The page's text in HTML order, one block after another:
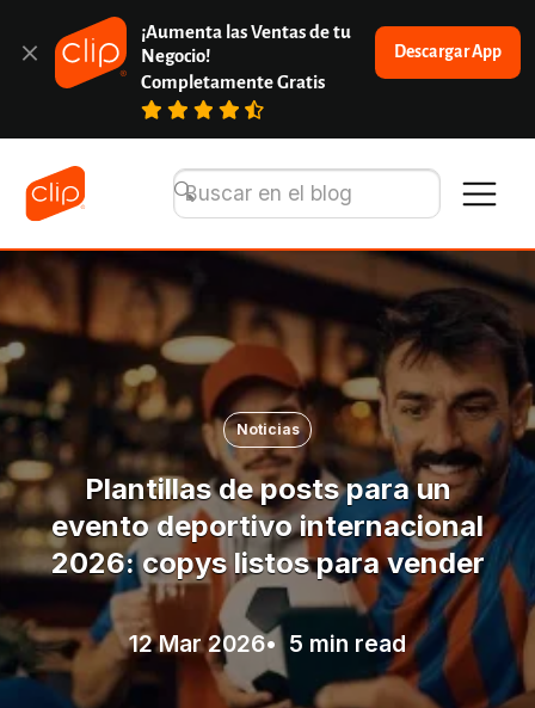
¡Aumenta las Ventas de tu
Negocio!
Completamente Gratis
Descargar App
Noticias
Plantillas de posts para un
evento deportivo internacional
2026: copys listos para vender
12 Mar 2026• 5 min read